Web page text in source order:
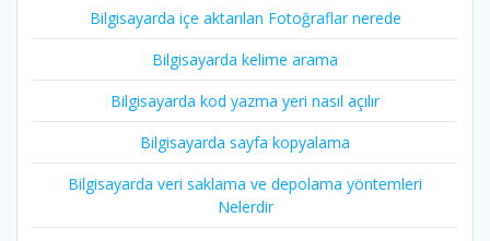
Bilgisayarda içe aktarılan Fotoğraflar nerede
Bilgisayarda kelime arama
Bilgisayarda kod yazma yeri nasıl açılır
Bilgisayarda sayfa kopyalama
Bilgisayarda veri saklama ve depolama yöntemleri
Nelerdir